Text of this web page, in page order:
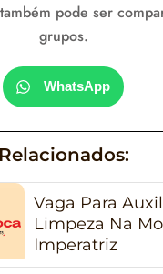
pode ser
grupos.
WhatsApp
Relacionados:
Vaga Para
Limpeza Na
Imperatriz